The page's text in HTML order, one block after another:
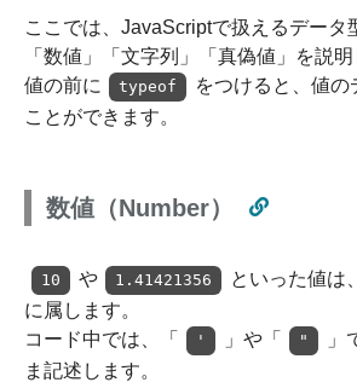
ここでは、JavaScriptで扱えるデータ
「数値」「文字列」「真偽値」を説明
値の前に
typeof
をつけると、値の
ことができます。
数値（Number）
10 や 1.41421356
といった値は
に属します。
コード中では、「
' 」や「 "
」
ま記述します。